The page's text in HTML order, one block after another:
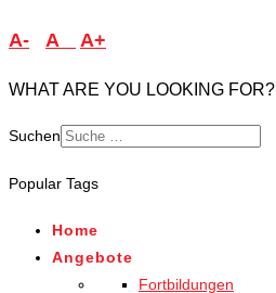
A- A A+
WHAT ARE YOU LOOKING FOR?
Suchen
for results.
Popular Tags
Home
Angebote
Fortbildungen